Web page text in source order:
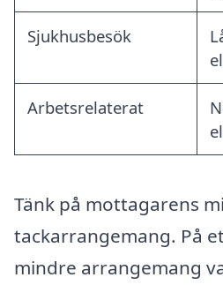
Sjukhusbesök
Arbetsrelaterat
Tänk på mottagarens
tackarrangemang. På
mindre arrangemang